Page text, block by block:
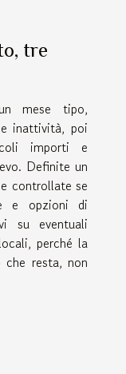
tre
mese tipo,
inattività, poi
importi e
Definite un
controllate se
e opzioni di
su eventuali
perché la
che resta, non